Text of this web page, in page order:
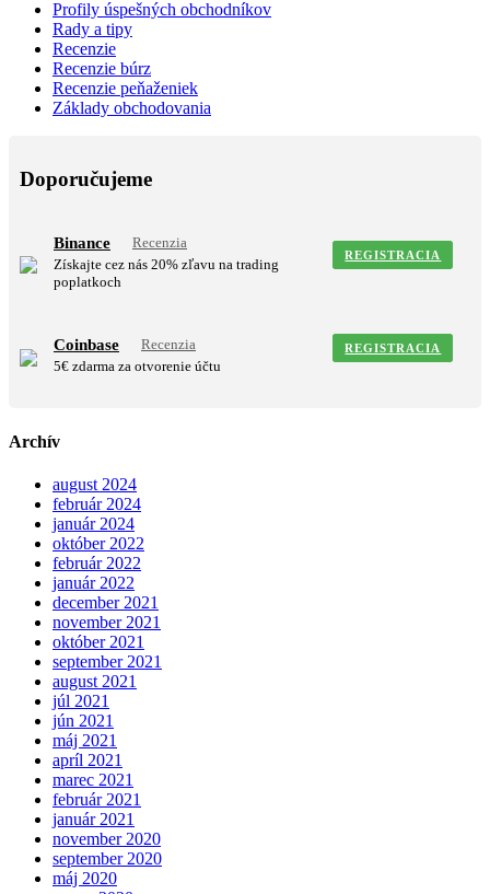
Profily úspešných obchodníkov
Rady a tipy
Recenzie
Recenzie búrz
Recenzie peňaženiek
Základy obchodovania
Doporučujeme
Binance
Recenzia
Získajte cez nás 20% zľavu na trading
poplatkoch
REGISTRACIA
Coinbase
Recenzia
5€ zdarma za otvorenie účtu
REGISTRACIA
Archív
august 2024
február 2024
január 2024
október 2022
február 2022
január 2022
december 2021
november 2021
október 2021
september 2021
august 2021
júl 2021
jún 2021
máj 2021
apríl 2021
marec 2021
február 2021
január 2021
november 2020
september 2020
máj 2020